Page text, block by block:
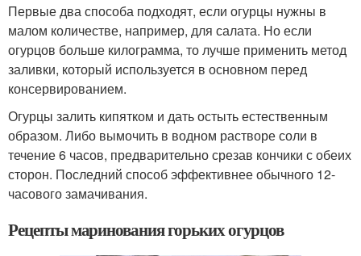
Первые два способа подходят, если огурцы нужны в
малом количестве, например, для салата. Но если
огурцов больше килограмма, то лучше применить метод
заливки, который используется в основном перед
консервированием.
Огурцы залить кипятком и дать остыть естественным
образом. Либо вымочить в водном растворе соли в
течение 6 часов, предварительно срезав кончики с обеих
сторон. Последний способ эффективнее обычного 12-
часового замачивания.
Рецепты маринования горьких огурцов